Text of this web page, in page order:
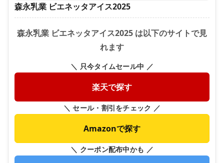
森永乳業 ビエネッタアイス2025
森永乳業 ビエネッタアイス2025 は以下のサイトで見
れます
＼ 只今タイムセール中 ／
楽天で探す
＼ セール・割引をチェック ／
Amazonで探す
＼ クーポン配布中かも ／